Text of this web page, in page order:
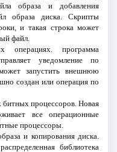
образа и добавления
образа диска. Скрипты
и такая строка может
файл.
операциях. программа
уведомление по
запустить внешнюю
создан или операция по
процессоров. Новая
все операционные
процессоры.
и копирования диска.
библиотека